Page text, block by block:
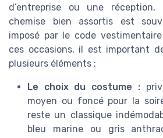
d’entreprise ou une
chemise bien assortis est
imposé par le code
ces occasions, il est important
plusieurs éléments :
Le choix du costume :
moyen ou foncé pour la
reste un classique
bleu marine ou gris